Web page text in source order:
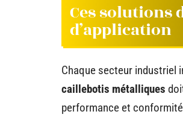
Ces solutions
d’application
Chaque secteur industriel
caillebotis métalliques
performance et